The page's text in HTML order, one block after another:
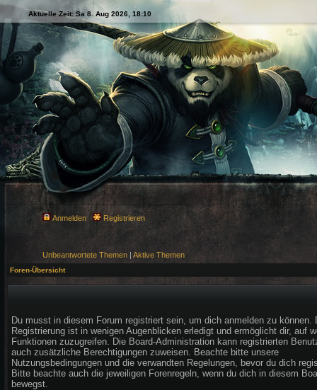
Aktuelle Zeit: Sa 8. Aug 2026, 18:10
Anmelden Registrieren
Unbeantwortete Themen | Aktive Themen
Foren-Übersicht
Du musst in diesem Forum registriert sein, um dich anmelden zu können.
Registrierung ist in wenigen Augenblicken erledigt und ermöglicht dir, auf
Funktionen zuzugreifen. Die Board-Administration kann registrierten
auch zusätzliche Berechtigungen zuweisen. Beachte bitte unsere
Nutzungsbedingungen und die verwandten Regelungen, bevor du dich
Bitte beachte auch die jeweiligen Forenregeln, wenn du dich in diesem
bewegst.